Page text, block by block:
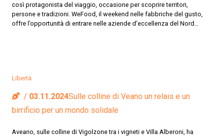
così protagonista del viaggio, occasione per scoprire territori,
persone e tradizioni. WeFood, il weekend nelle fabbriche del gusto,
offre l’opportunità di entrare nelle aziende d’eccellenza del Nord…
Libertà
03.11.2024Sulle colline di Veano un relais e un
birrificio per un mondo solidale
Aveano, sulle colline di Vigolzone tra i vigneti e Villa Alberoni, ha